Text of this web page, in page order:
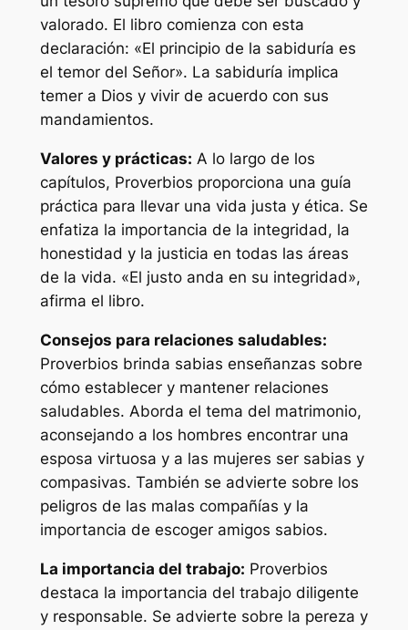
valorado. El libro comienza con esta
declaración: «El principio de la sabiduría es
el temor del Señor». La sabiduría implica
temer a Dios y vivir de acuerdo con sus
mandamientos.
Valores y prácticas: A lo largo de los
capítulos, Proverbios proporciona una guía
práctica para llevar una vida justa y ética. Se
enfatiza la importancia de la integridad, la
honestidad y la justicia en todas las áreas
de la vida. «El justo anda en su integridad»,
afirma el libro.
Consejos para relaciones saludables:
Proverbios brinda sabias enseñanzas sobre
cómo establecer y mantener relaciones
saludables. Aborda el tema del matrimonio,
aconsejando a los hombres encontrar una
esposa virtuosa y a las mujeres ser sabias y
compasivas. También se advierte sobre los
peligros de las malas compañías y la
importancia de escoger amigos sabios.
La importancia del trabajo: Proverbios
destaca la importancia del trabajo diligente
y responsable. Se advierte sobre la pereza y